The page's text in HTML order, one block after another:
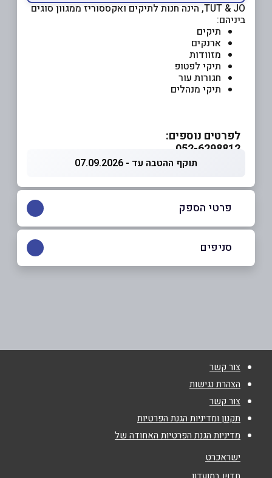
TUT & JO, הינה חנות לתיקים ואקססוריז ממגוון סוגים
ביניהם:
תיקים
ארנקים
מזוודות
תיקי לפטופ
חגורות עור
תיקי מנהלים
לפרטים נוספים:
תוקף ההטבה עד - 07.09.2026
פרטי הספק
נושא*
אנא חזרו אלי בקשר ל...
סניפים
צור קשר
הצהרת נגישות
צור קשר
תקנון ומדיניות הגנת הפרטיות
מדיניות הגנת הפרטיות האחודה של
ישראכרט